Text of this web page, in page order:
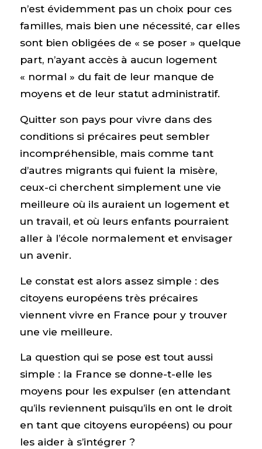
n’est évidemment pas un choix pour ces
familles, mais bien une nécessité, car elles
sont bien obligées de « se poser » quelque
part, n’ayant accès à aucun logement
« normal » du fait de leur manque de
moyens et de leur statut administratif.
Quitter son pays pour vivre dans des
conditions si précaires peut sembler
incompréhensible, mais comme tant
d’autres migrants qui fuient la misère,
ceux-ci cherchent simplement une vie
meilleure où ils auraient un logement et
un travail, et où leurs enfants pourraient
aller à l’école normalement et envisager
un avenir.
Le constat est alors assez simple : des
citoyens européens très précaires
viennent vivre en France pour y trouver
une vie meilleure.
La question qui se pose est tout aussi
simple : la France se donne-t-elle les
moyens pour les expulser (en attendant
qu’ils reviennent puisqu’ils en ont le droit
en tant que citoyens européens) ou pour
les aider à s’intégrer ?